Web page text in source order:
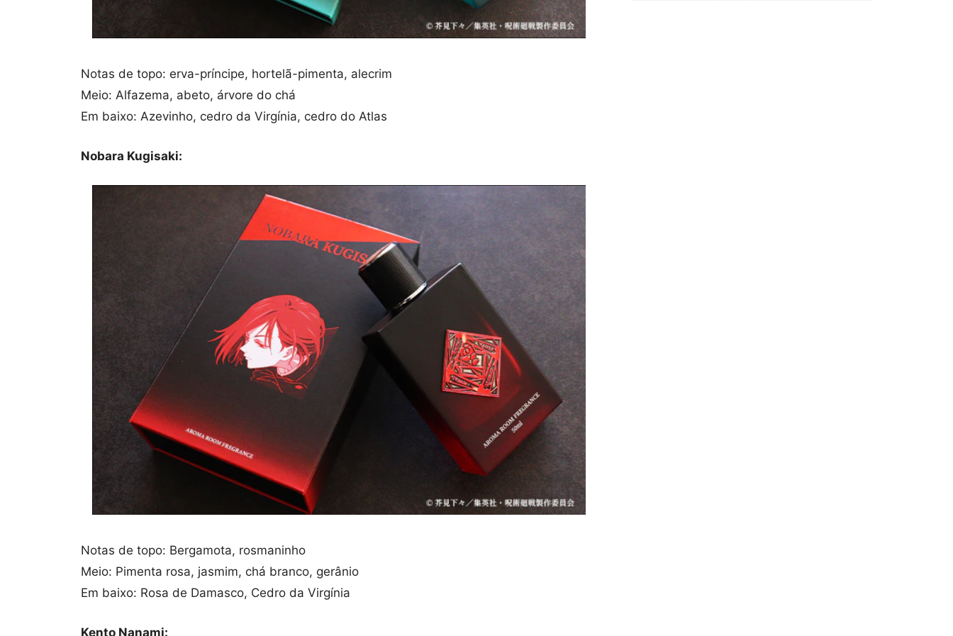
Notas de topo: erva-príncipe, hortelã-pimenta, alecrim
Meio: Alfazema, abeto, árvore do chá
Em baixo: Azevinho, cedro da Virgínia, cedro do Atlas
Nobara Kugisaki:
Notas de topo: Bergamota, rosmaninho
Meio: Pimenta rosa, jasmim, chá branco, gerânio
Em baixo: Rosa de Damasco, Cedro da Virgínia
Kento Nanami: